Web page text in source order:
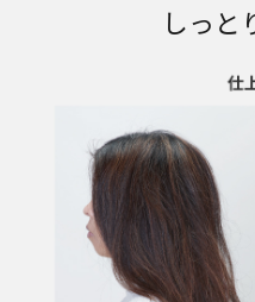
しっと